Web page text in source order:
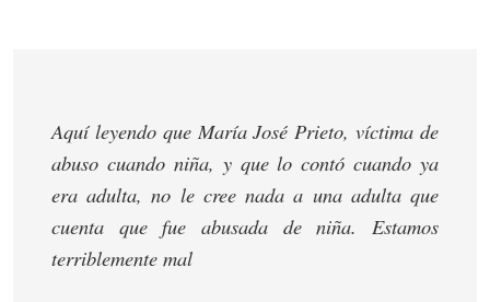
Aquí leyendo que María José Prieto, víctima de
abuso cuando niña, y que lo contó cuando ya
era adulta, no le cree nada a una adulta que
cuenta que fue abusada de niña. Estamos
terriblemente mal